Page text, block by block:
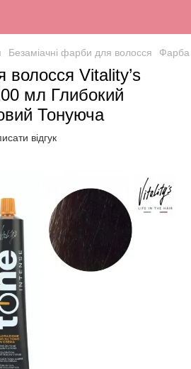
Безаміачні фарби для волосся Фарба
Vitality’s
мл Глибокий
Тонуюча
відгук